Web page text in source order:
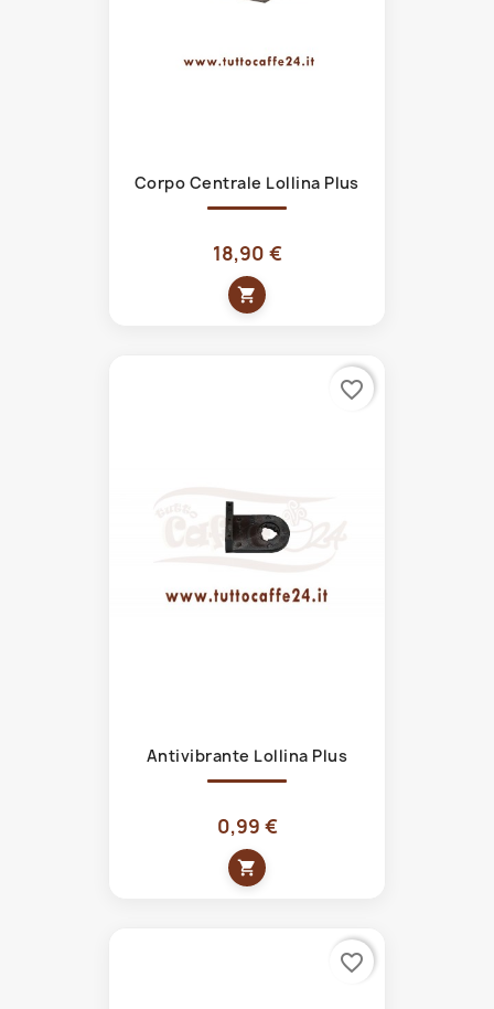
Corpo Centrale Lollina Plus
18,90 €
shopping_cart
Antivibrante Lollina Plus
0,99 €
shopping_cart
favorite_border
favorite_border